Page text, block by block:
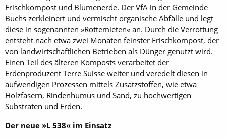
Frischkompost und Blumenerde. Der VfA in der Gemeinde
Buchs zerkleinert und vermischt organische Abfälle und legt
diese in sogenannten »Rottemieten« an. Durch die Verrottung
entsteht nach etwa zwei Monaten feinster Frischkompost, der
von landwirtschaftlichen Betrieben als Dünger genutzt wird.
Einen Teil des älteren Komposts verarbeitet der
Erdenproduzent Terre Suisse weiter und veredelt diesen in
aufwendigen Prozessen mittels Zusatzstoffen, wie etwa
Holzfasern, Rindenhumus und Sand, zu hochwertigen
Substraten und Erden.
Der neue »L 538« im Einsatz